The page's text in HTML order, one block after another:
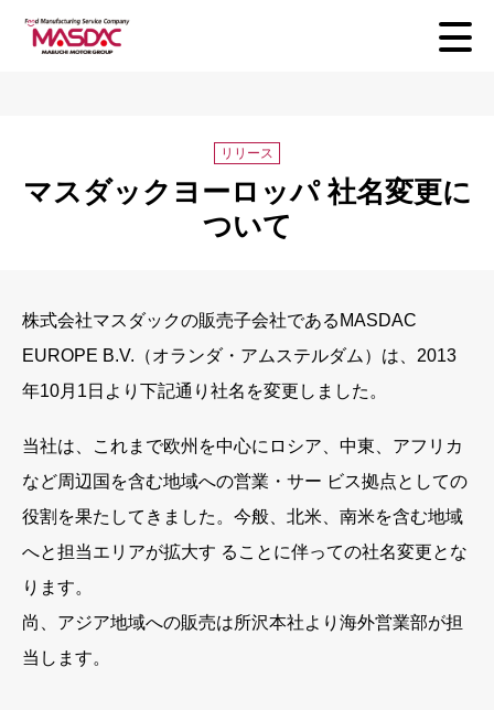
リリース
マスダックヨーロッパ 社名変更に
ついて
株式会社マスダックの販売子会社であるMASDAC
EUROPE B.V.（オランダ・アムステルダム）は、2013
年10月1日より下記通り社名を変更しました。
当社は、これまで欧州を中心にロシア、中東、アフリカ
など周辺国を含む地域への営業・サー ビス拠点としての
役割を果たしてきました。今般、北米、南米を含む地域
へと担当エリアが拡大す ることに伴っての社名変更とな
ります。
尚、アジア地域への販売は所沢本社より海外営業部が担
当します。